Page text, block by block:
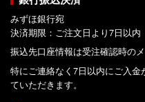
みずほ銀行宛
決済期限：ご注文日より7日以内
振込先口座情報は受注確認時の
特にご連絡なく7日以内にご入
ていただきます。